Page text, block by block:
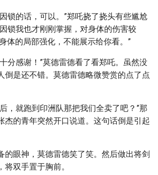
锁的话，可以。”郑吒挠了挠头有些尴尬
锁我也才刚刚掌握，对身体的伤害较
体的局部强化，不能展示给你看。”
分感谢！”莫德雷德看了看郑吒。虽然没
倒是还不错。莫德雷德略微赞赏的点了点
，就跑到印洲队那把我们全卖了吧？”那
杰的青年突然开口说道。这句话倒是引起
的眼神，莫德雷德笑了笑。然后做出将剑
双手置于胸前。